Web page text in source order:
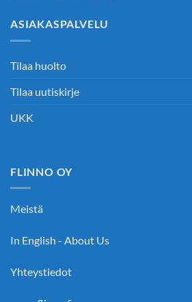
ASIAKASPALVELU
Tilaa huolto
Tilaa uutiskirje
UKK
FLINNO OY
Meistä
In English - About Us
Yhteystiedot